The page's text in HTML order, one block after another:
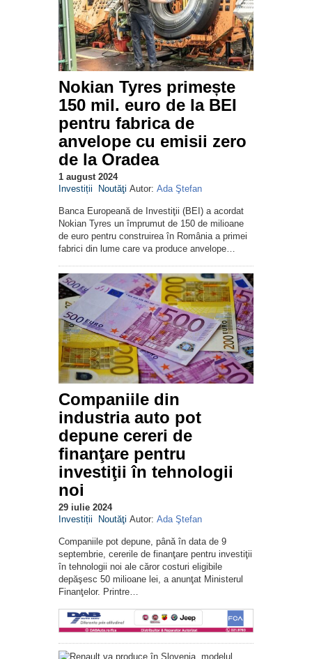
Nokian Tyres primește
150 mil. euro de la BEI
pentru fabrica de
anvelope cu emisii zero
de la Oradea
1 august 2024
Investiții
Noutăţi Autor: Ada Ştefan
Banca Europeană de Investiţii (BEI) a acordat
Nokian Tyres un împrumut de 150 de milioane
de euro pentru construirea în România a primei
fabrici din lume care va produce anvelope…
Companiile din
industria auto pot
depune cereri de
finanţare pentru
investiţii în tehnologii
noi
29 iulie 2024
Investiții
Noutăţi Autor: Ada Ştefan
Companiile pot depune, până în data de 9
septembrie, cererile de finanţare pentru investiţii
în tehnologii noi ale căror costuri eligibile
depăşesc 50 milioane lei, a anunţat Ministerul
Finanţelor. Printre…